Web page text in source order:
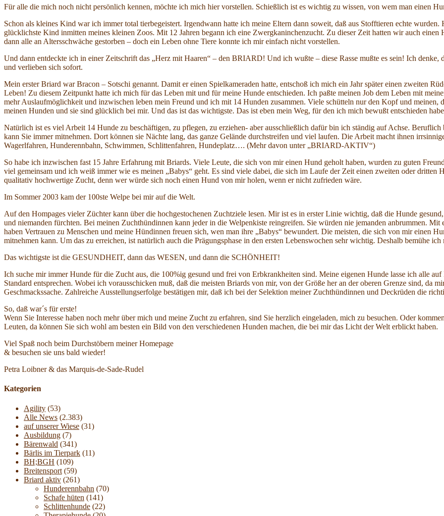
Für alle die mich noch nicht persönlich kennen, möchte ich mich hier vorstellen. Schießlich ist es wichtig zu wissen, von wem man einen
Schon als kleines Kind war ich immer total tierbegeistert. Irgendwann hatte ich meine Eltern dann soweit, daß aus Stofftieren echte
glücklichste Kind inmitten meines kleinen Zoos. Mit 12 Jahren begann ich eine Zwergkaninchenzucht. Zu dieser Zeit hatten wir auch
dann alle an Altersschwäche gestorben – doch ein Leben ohne Tiere konnte ich mir einfach nicht vorstellen.
Und dann entdeckte ich in einer Zeitschrift das „Herz mit Haaren“ – den BRIARD! Und ich wußte – diese Rasse mußte es sein! Ich denke,
und verlieben sich sofort.
Mein erster Briard war Bracon – Sotschi genannt. Damit er einen Spielkameraden hatte, entschoß ich mich ein Jahr später einen zweiten
Leben! Zu diesem Zeitpunkt hatte ich mich für das Leben mit und für meine Hunde entschieden. Ich paßte meinen Job dem Leben mit
mehr Auslaufmöglichkeit und inzwischen leben mein Freund und ich mit 14 Hunden zusammen. Viele schütteln nur den Kopf und
meinen Hunden und sie sind glücklich bei mir. Und das ist das wichtigste. Das ist eben mein Weg, für den ich mich bewußt entschieden
Natürlich ist es viel Arbeit 14 Hunde zu beschäftigen, zu pflegen, zu erziehen- aber ausschließlich dafür bin ich ständig auf Achse.
kann Sie immer mitnehmen. Dort können sie Nächte lang, das ganze Gelände durchstreifen und viel laufen. Die Arbeit macht ihnen
Wagerlfahren, Hunderennbahn, Schwimmen, Schlittenfahren, Hundeplatz…. (Mehr davon unter „BRIARD-AKTIV“)
So habe ich inzwischen fast 15 Jahre Erfahrung mit Briards. Viele Leute, die sich von mir einen Hund geholt haben, wurden zu guten
viel gemeinsam und ich weiß immer wie es meinen „Babys“ geht. Es sind viele dabei, die sich im Laufe der Zeit einen zweiten oder dritten
qualitativ hochwertige Zucht, denn wer würde sich noch einen Hund von mir holen, wenn er nicht zufrieden wäre.
Im Sommer 2003 kam der 100ste Welpe bei mir auf die Welt.
Auf den Hompages vieler Züchter kann über die hochgestochenen Zuchtziele lesen. Mir ist es in erster Linie wichtig, daß die Hunde
und niemanden fürchten. Bei meinen Zuchthündinnen kann jeder in die Welpenkiste reingreifen. Sie würden nie jemanden anbrummen.
haben Vertrauen zu Menschen und meine Hündinnen freuen sich, wen man ihre „Babys“ bewundert. Die meisten, die sich von mir einen
mitnehmen kann. Um das zu erreichen, ist natürlich auch die Prägungsphase in den ersten Lebenswochen sehr wichtig. Deshalb bemühe
Das wichtigste ist die GESUNDHEIT, dann das WESEN, und dann die SCHÖNHEIT!
Ich suche mir immer Hunde für die Zucht aus, die 100%ig gesund und frei von Erbkrankheiten sind. Meine eigenen Hunde lasse ich alle
Standard entsprechen. Wobei ich vorausschicken muß, daß die meisten Briards von mir, von der Größe her an der oberen Grenze sind, da
Geschmackssache. Zahlreiche Ausstellungserfolge bestätigen mir, daß ich bei der Selektion meiner Zuchthündinnen und Deckrüden die
So, daß war´s für erste!
Wenn Sie Interesse haben noch mehr über mich und meine Zucht zu erfahren, sind Sie herzlich eingeladen, mich zu besuchen. Oder
Leuten, da können Sie sich wohl am besten ein Bild von den verschiedenen Hunden machen, die bei mir das Licht der Welt erblickt haben.
Viel Spaß noch beim Durchstöbern meiner Homepage
& besuchen sie uns bald wieder!
Petra Loibner & das Marquis-de-Sade-Rudel
Kategorien
Agility (53)
Alle News (2.383)
auf unserer Wiese (31)
Ausbildung (7)
Bärenwald (341)
Bärlis im Tierpark (11)
BH;BGH (109)
Breitensport (59)
Briard aktiv (261)
Hunderennbahn (70)
Schafe hüten (141)
Schlittenhunde (22)